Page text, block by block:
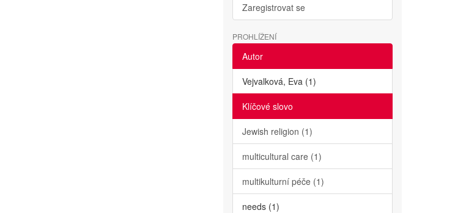
Zaregistrovat se
PROHLÍŽENÍ
Autor
Vejvalková, Eva (1)
Klíčové slovo
Jewish religion (1)
multicultural care (1)
multikulturní péče (1)
needs (1)